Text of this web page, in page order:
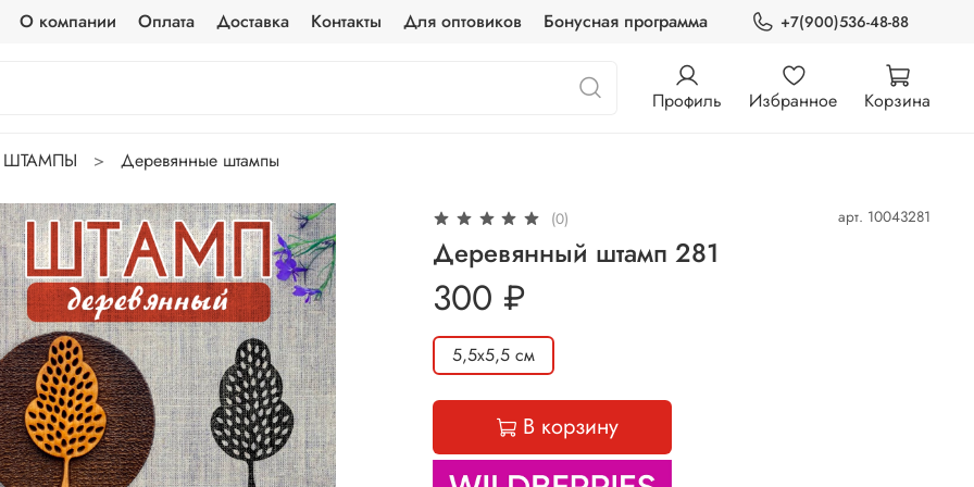
О компании Оплата Доставка Контакты Для оптовиков Бонусная программа +7(900)536-48-88
Профиль Избранное Корзина
ШТАМПЫ Деревянные штампы
(0) арт. 10043281
Деревянный штамп 281
300 ₽
5,5х5,5 см
В корзину